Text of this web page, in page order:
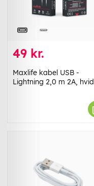
49 kr.
Maxlife kabel USB -
Lightning 2,0 m 2A, hvid